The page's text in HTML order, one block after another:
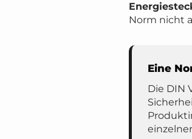
Norm nicht
Eine
Die DIN